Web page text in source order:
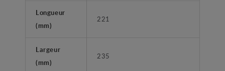
Longueur
(mm)
221
Largeur
(mm)
235